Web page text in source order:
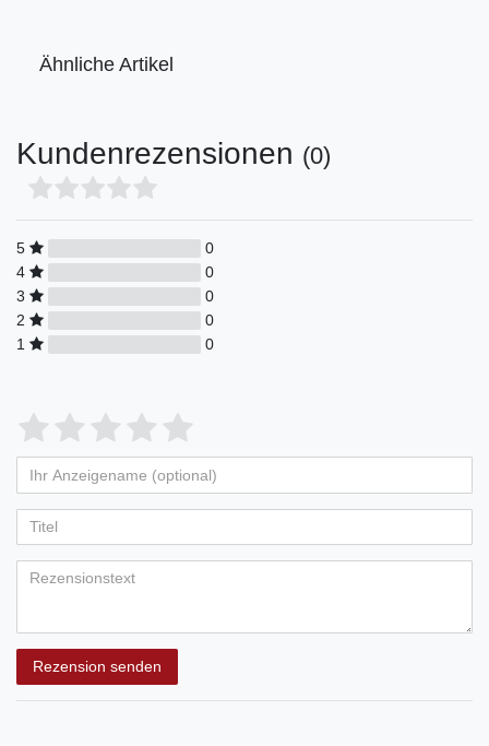
Ähnliche Artikel
Kundenrezensionen (0)
5
0
4
0
3
0
2
0
1
0
Bewertungssterne
von
5
Bewertungssternen
4
von
5
Bewertungssternen
3
von
5
Bewertungssternen
2
von
5
Bewertungssternen
1
von
5
Bewertungssternen
Anzeigename
(optional)
Rezension senden